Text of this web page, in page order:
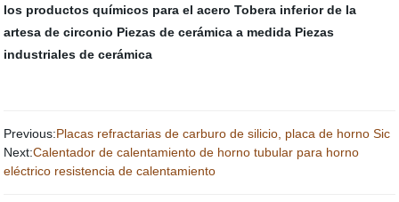
los productos químicos para el acero Tobera inferior de la
artesa de circonio Piezas de cerámica a medida Piezas
industriales de cerámica
Previous:Placas refractarias de carburo de silicio, placa de horno Sic
Next:Calentador de calentamiento de horno tubular para horno
eléctrico resistencia de calentamiento